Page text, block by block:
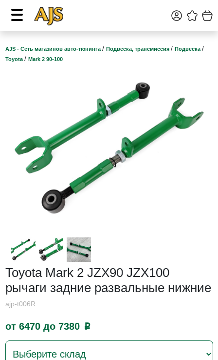
AJS - Сеть магазинов авто-тюнинга / Подвеска, трансмиссия / Подвеска /
Toyota / Mark 2 90-100
Toyota Mark 2 JZX90 JZX100
рычаги задние развальные нижние
ajp-t006R
от 6470 до 7380 p